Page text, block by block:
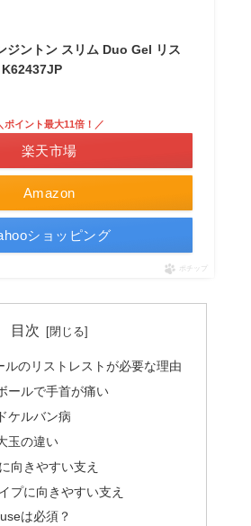
ントン スリム Duo Gel リス
K62437JP
Amazon
ポイント最大11倍！／
楽天市場
ショッピング
ポチップ
目次
ルのリストレストが必要な理由
ールで手首が痛い
ケルバン病
玉の違い
向きやすい支え
プに向きやすい支え
は必須？